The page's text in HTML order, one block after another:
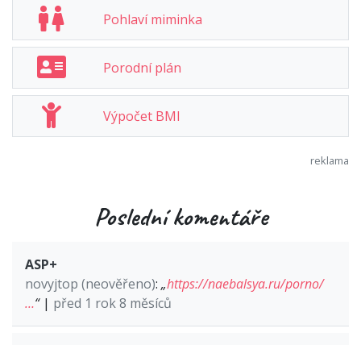
Pohlaví miminka
Porodní plán
Výpočet BMI
Poslední komentáře
ASP+
novyjtop (neověřeno): „https://naebalsya.ru/porno/
…“| před 1 rok 8 měsíců